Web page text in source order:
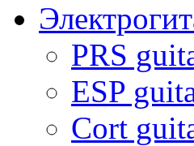
PRS
ESP
Cort